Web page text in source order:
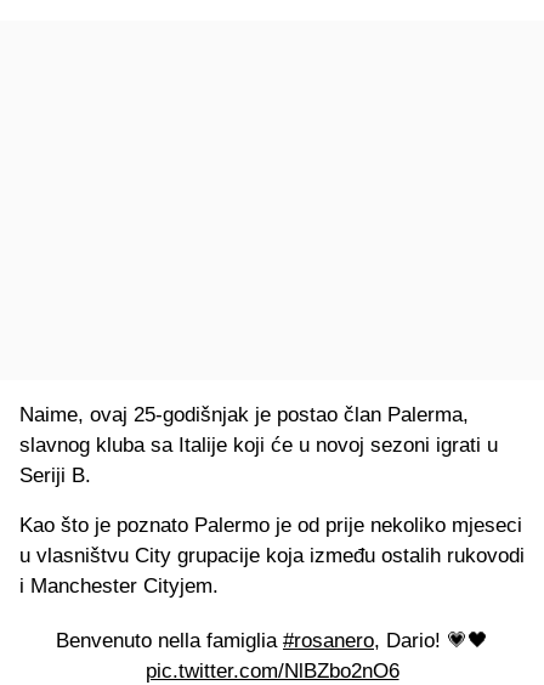
Naime, ovaj 25-godišnjak je postao član Palerma,
slavnog kluba sa Italije koji će u novoj sezoni igrati u
Seriji B.
Kao što je poznato Palermo je od prije nekoliko mjeseci
u vlasništvu City grupacije koja između ostalih rukovodi
i Manchester Cityjem.
Benvenuto nella famiglia #rosanero, Dario! 💗🖤
pic.twitter.com/NlBZbo2nO6